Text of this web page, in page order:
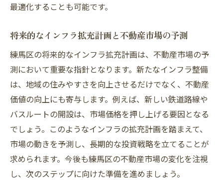
最適化することも可能です。
将来的なインフラ拡充計画と不動産市場の予測
練馬区の将来的なインフラ拡充計画は、不動産市場の予
測において重要な指針となります。新たなインフラ整備
は、地域の住みやすさを向上させるだけでなく、不動産
価値の向上にも寄与します。例えば、新しい鉄道路線や
バスルートの開設は、市場価格を押し上げる要因となる
でしょう。このようなインフラの拡充計画を踏まえて、
市場の動きを予測し、長期的な投資戦略を立てることが
求められます。今後も練馬区の不動産市場の変化を注視
し、次のステップに向けた準備を進めましょう。